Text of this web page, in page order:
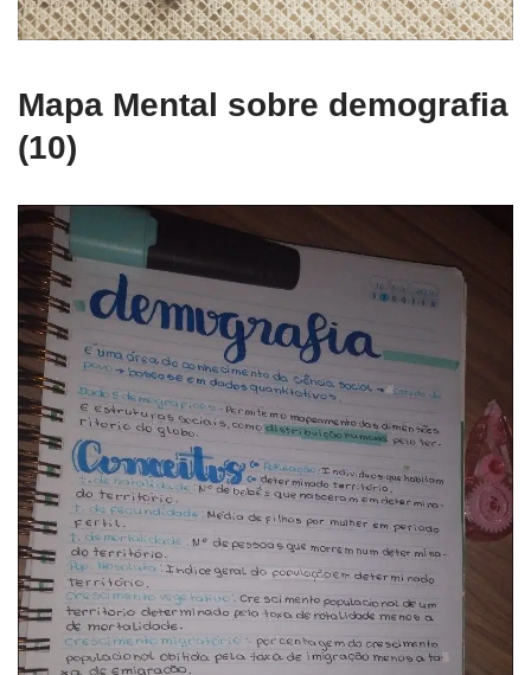
Mapa Mental sobre demografia
(10)